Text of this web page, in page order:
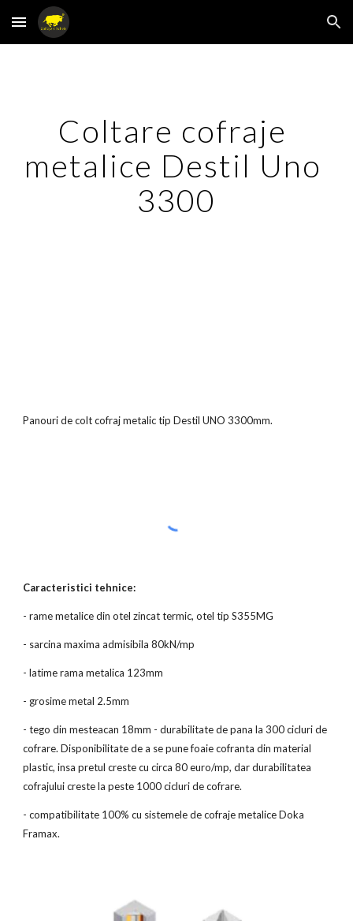
Skip to main content Skip to navigation
Coltare cofraje
metalice Destil Uno
3300
Panouri de colt cofraj metalic tip Destil UNO 3300mm.
Caracteristici tehnice:
- rame metalice din otel zincat termic, otel tip S355MG
- sarcina maxima admisibila 80kN/mp
- latime rama metalica 123mm
- grosime metal 2.5mm
- tego din mesteacan 18mm - durabilitate de pana la 300 cicluri de
cofrare. Disponibilitate de a se pune foaie cofranta din material
plastic, insa pretul creste cu circa 80 euro/mp, dar durabilitatea
cofrajului creste la peste 1000 cicluri de cofrare.
- compatibilitate 100% cu sistemele de cofraje metalice Doka
Framax.